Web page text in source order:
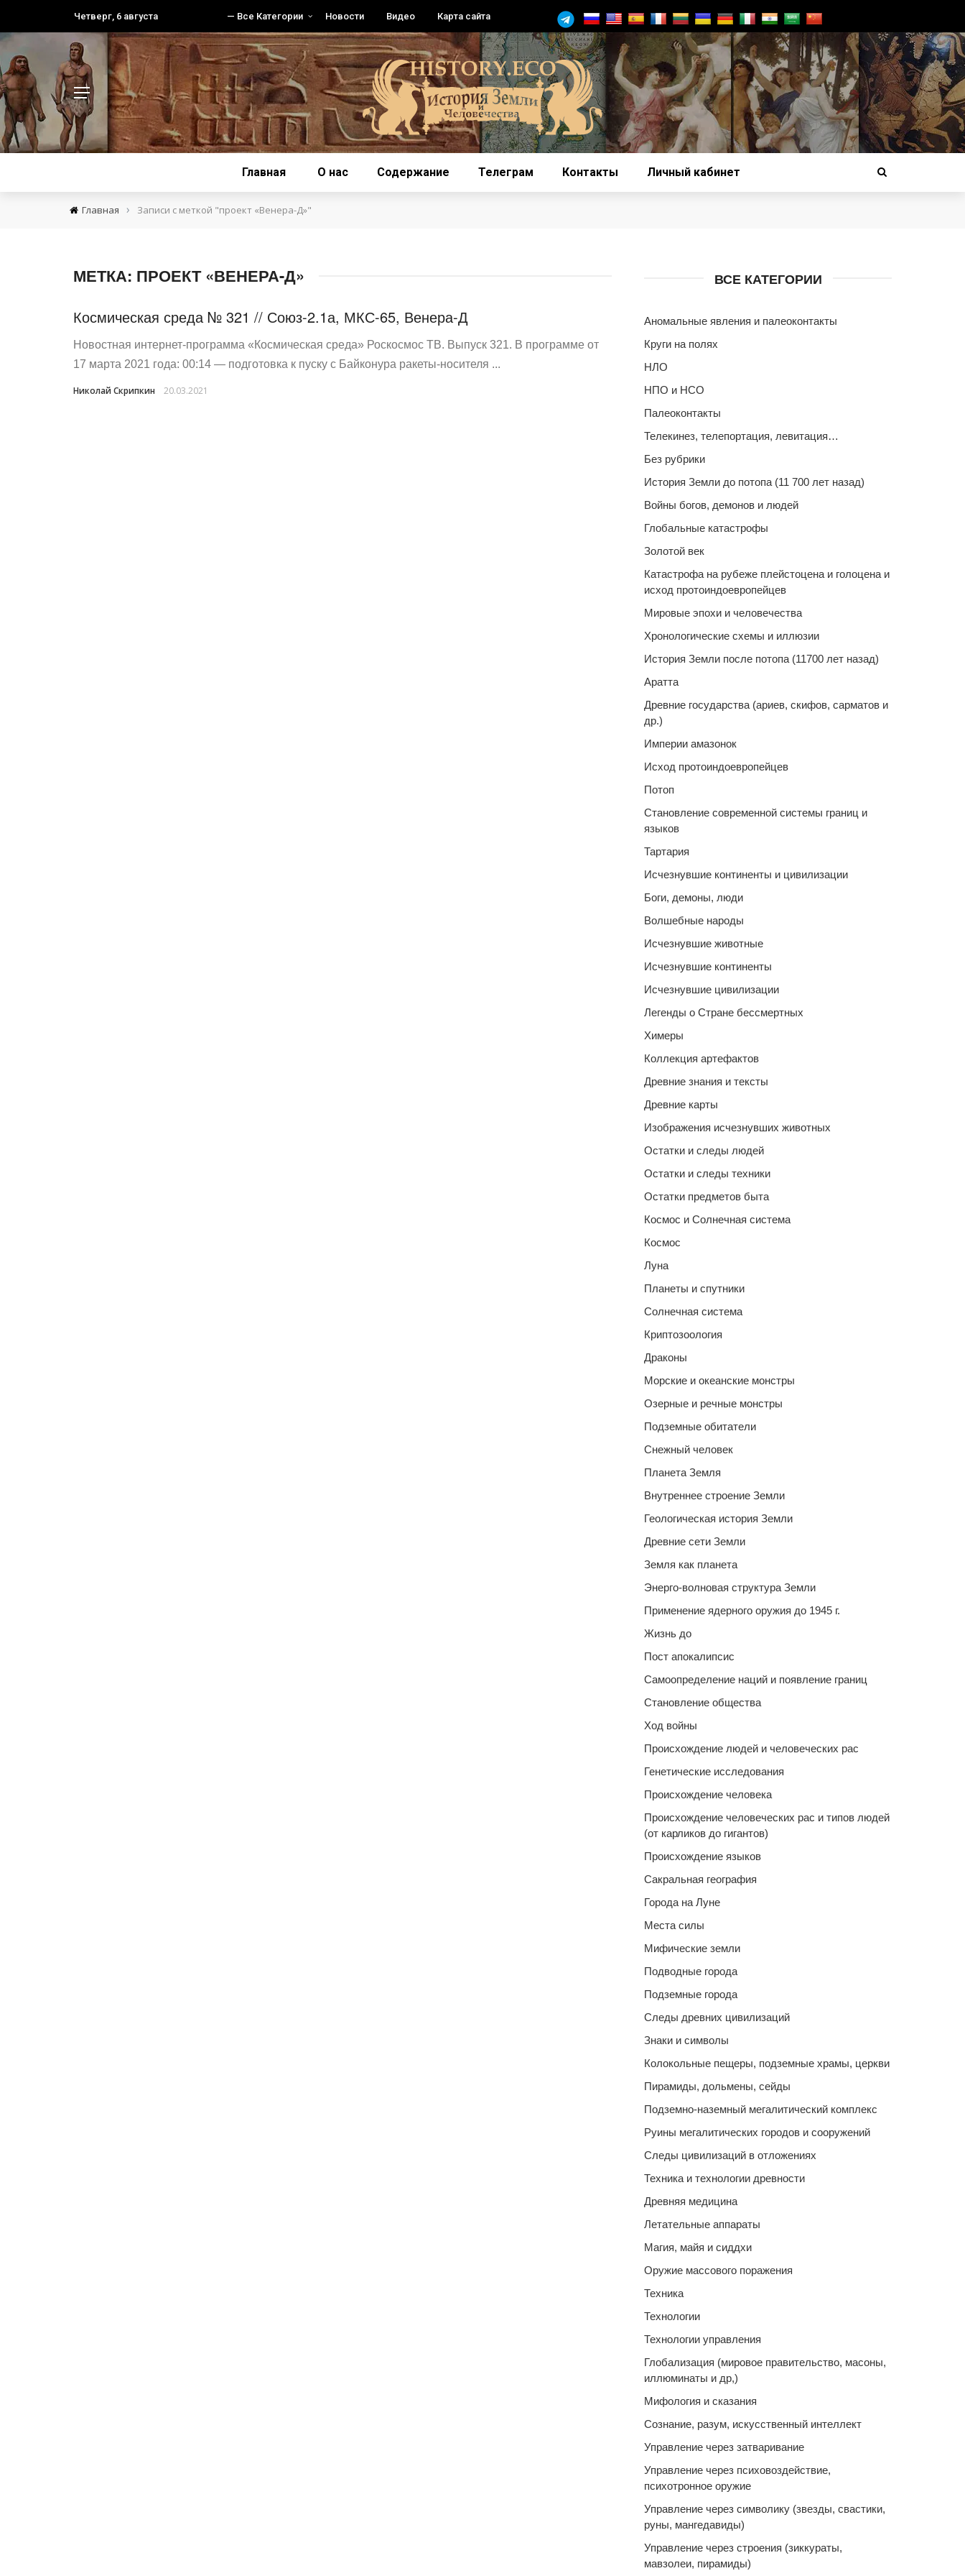
Четверг, 6 августа — Все Категории Новости Видео Карта сайта
Главная О нас Содержание Телеграм Контакты Личный кабинет
Главная › Записи с меткой "проект «Венера-Д»"
МЕТКА: ПРОЕКТ «ВЕНЕРА-Д»
Космическая среда № 321 // Союз-2.1а, МКС-65, Венера-Д
Новостная интернет-программа «Космическая среда» Роскосмос ТВ. Выпуск 321. В программе от
17 марта 2021 года: 00:14​ — подготовка к пуску с Байконура ракеты-носителя ...
Николай Скрипкин 20.03.2021
ВСЕ КАТЕГОРИИ
Аномальные явления и палеоконтакты
Круги на полях
НЛО
НПО и НСО
Палеоконтакты
Телекинез, телепортация, левитация…
Без рубрики
История Земли до потопа (11 700 лет назад)
Войны богов, демонов и людей
Глобальные катастрофы
Золотой век
Катастрофа на рубеже плейстоцена и голоцена и
исход протоиндоевропейцев
Мировые эпохи и человечества
Хронологические схемы и иллюзии
История Земли после потопа (11700 лет назад)
Аратта
Древние государства (ариев, скифов, сарматов и
др.)
Империи амазонок
Исход протоиндоевропейцев
Потоп
Становление современной системы границ и
языков
Тартария
Исчезнувшие континенты и цивилизации
Боги, демоны, люди
Волшебные народы
Исчезнувшие животные
Исчезнувшие континенты
Исчезнувшие цивилизации
Легенды о Стране бессмертных
Химеры
Коллекция артефактов
Древние знания и тексты
Древние карты
Изображения исчезнувших животных
Остатки и следы людей
Остатки и следы техники
Остатки предметов быта
Космос и Солнечная система
Космос
Луна
Планеты и спутники
Солнечная система
Криптозоология
Драконы
Морские и океанские монстры
Озерные и речные монстры
Подземные обитатели
Снежный человек
Планета Земля
Внутреннее строение Земли
Геологическая история Земли
Древние сети Земли
Земля как планета
Энерго-волновая структура Земли
Применение ядерного оружия до 1945 г.
Жизнь до
Пост апокалипсис
Самоопределение наций и появление границ
Становление общества
Ход войны
Происхождение людей и человеческих рас
Генетические исследования
Происхождение человека
Происхождение человеческих рас и типов людей
(от карликов до гигантов)
Происхождение языков
Сакральная география
Города на Луне
Места силы
Мифические земли
Подводные города
Подземные города
Следы древних цивилизаций
Знаки и символы
Колокольные пещеры, подземные храмы, церкви
Пирамиды, дольмены, сейды
Подземно-наземный мегалитический комплекс
Руины мегалитических городов и сооружений
Следы цивилизаций в отложениях
Техника и технологии древности
Древняя медицина
Летательные аппараты
Магия, майя и сиддхи
Оружие массового поражения
Техника
Технологии
Технологии управления
Глобализация (мировое правительство, масоны,
иллюминаты и др,)
Мифология и сказания
Сознание, разум, искусственный интеллект
Управление через затваривание
Управление через психовоздействие,
психотронное оружие
Управление через символику (звезды, свастики,
руны, мангедавиды)
Управление через строения (зиккураты,
мавзолеи, пирамиды)